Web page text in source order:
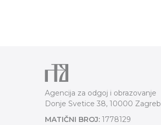
Agencija za odgoj i obrazovanje
Donje Svetice 38, 10000 Zagreb
MATIČNI BROJ: 1778129